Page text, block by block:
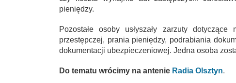
pieniędzy.
Pozostałe osoby usłyszały zarzuty
przestępczej, prania pieniędzy, podrabiania
dokumentacji ubezpieczeniowej. Jedna osoba
Do tematu wrócimy na antenie Radia Olsztyn.